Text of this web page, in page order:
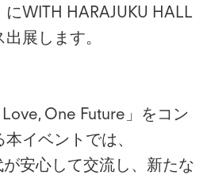
にWITH HARAJUKU HALL
展します。
Love, One Future」をコン
イベントでは、
安心して交流し、新たな